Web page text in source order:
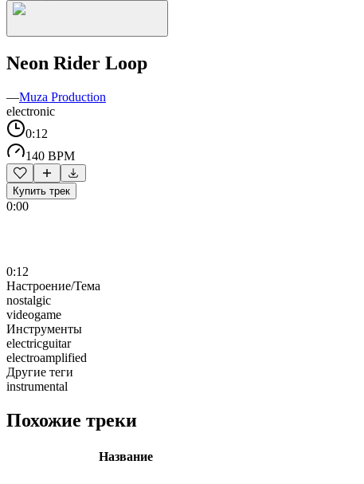
Neon Rider Loop
—Muza Production
electronic
0:12
140 BPM
Купить трек
0:00
0:12
Настроение/Тема
nostalgic
videogame
Инструменты
electricguitar
electroamplified
Другие теги
instrumental
Похожие треки
Название